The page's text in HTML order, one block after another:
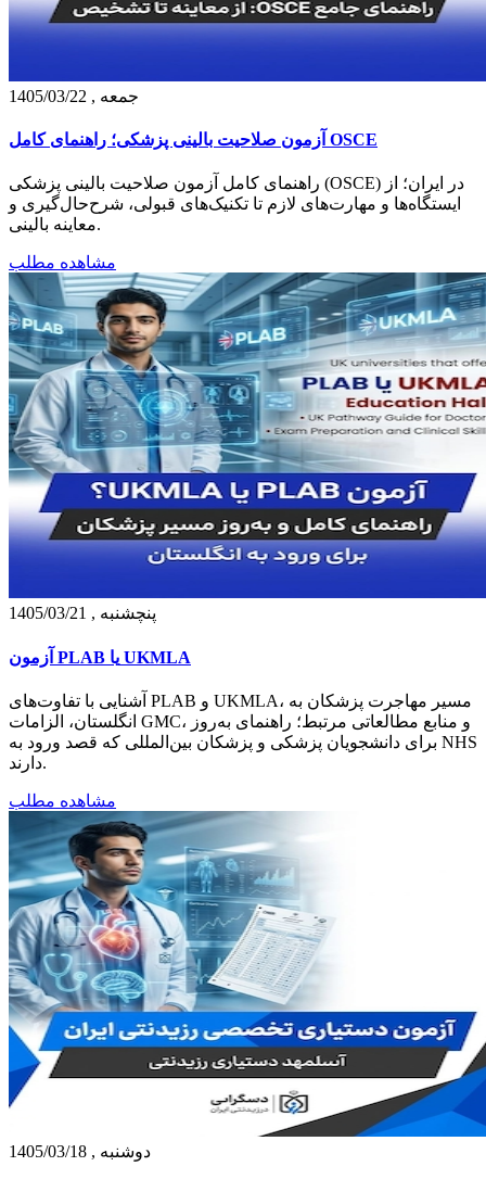
جمعه , 1405/03/22
آزمون صلاحیت بالینی پزشکی؛ راهنمای کامل OSCE
راهنمای کامل آزمون صلاحیت بالینی پزشکی (OSCE) در ایران؛ از
ایستگاه‌ها و مهارت‌های لازم تا تکنیک‌های قبولی، شرح‌حال‌گیری و
معاینه بالینی.
مشاهده مطلب
پنچشنبه , 1405/03/21
آزمون PLAB یا UKMLA
آشنایی با تفاوت‌های PLAB و UKMLA، مسیر مهاجرت پزشکان به
انگلستان، الزامات GMC، و منابع مطالعاتی مرتبط؛ راهنمای به‌روز
برای دانشجویان پزشکی و پزشکان بین‌المللی که قصد ورود به NHS
دارند.
مشاهده مطلب
دوشنبه , 1405/03/18